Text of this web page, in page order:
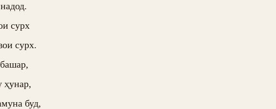
сурх
сурх.
ҳунар,
буд,